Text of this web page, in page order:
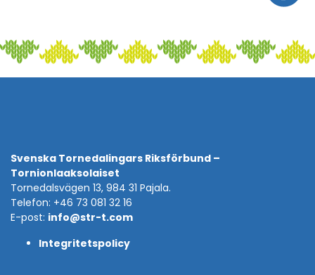
Svenska Tornedalingars Riksförbund –
Tornionlaaksolaiset
Tornedalsvägen 13, 984 31 Pajala.
Telefon: +46 73 081 32 16
E-post: info@str-t.com
Integritetspolicy